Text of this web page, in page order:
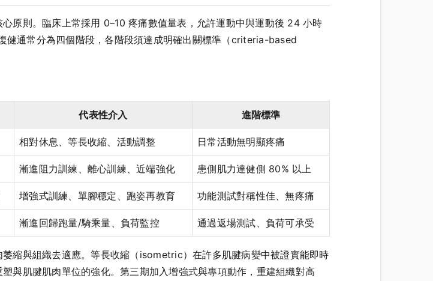
原則。臨床上常採用 0–10 疼痛數值量表，允許運動中與運動後 24 小時
健通常分為四個階段，各階段須達成明確出關標準（criteria-based
代表性介入 進階標準
相對休息、等長收縮、活動調整 日常活動無明顯疼痛
漸進阻力訓練、離心訓練、近端強化 患側肌力達健側 80% 以上
增強式訓練、單腳穩定、跑姿再教育 功能測試對稱性佳、無疼痛
漸進回歸跑量/騎乘量、負荷監控 通過返場測試、負荷可承受
縮與組織去適應。等長收縮（isometric）在許多肌腱病變中被證實能即時
與肌腱肌肉單位的強化。第三期加入增強式與專項動作，重建組織對高